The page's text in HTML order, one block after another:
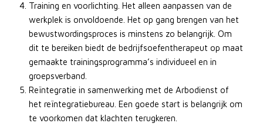
Training en voorlichting. Het alleen aanpassen van de
werkplek is onvoldoende. Het op gang brengen van het
bewustwordingsproces is minstens zo belangrijk. Om
dit te bereiken biedt de bedrijfsoefentherapeut op maat
gemaakte trainingsprogramma’s individueel en in
groepsverband.
Reïntegratie in samenwerking met de Arbodienst of
het reïntegratiebureau. Een goede start is belangrijk om
te voorkomen dat klachten terugkeren.